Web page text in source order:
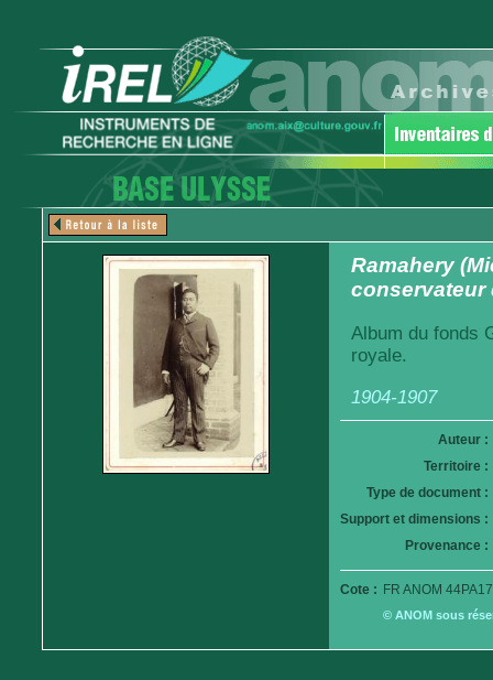
Ramahery
conservateur
Album du fonds
royale.
1904-1907
Auteur :
Territoire :
Type de document :
Support et dimensions :
Provenance :
Cote : FR ANOM
© ANOM sous